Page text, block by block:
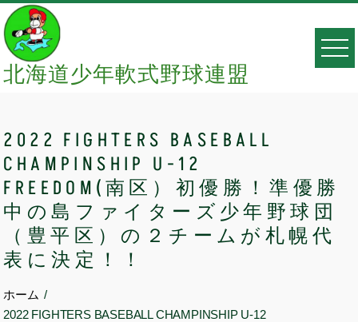
Skip
to
content
北海道少年軟式野球連盟
2022 FIGHTERS BASEBALL
CHAMPINSHIP U-12
FREEDOM(南区）初優勝！準優勝
中の島ファイターズ少年野球団
（豊平区）の２チームが札幌代
表に決定！！
ホーム
2022 FIGHTERS BASEBALL CHAMPINSHIP U-12